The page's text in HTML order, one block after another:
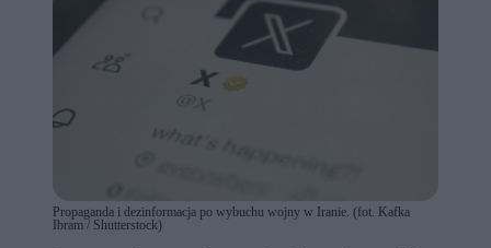
Propaganda i dezinformacja po wybuchu wojny w Iranie. (fot. Kafka
Ibram / Shutterstock)